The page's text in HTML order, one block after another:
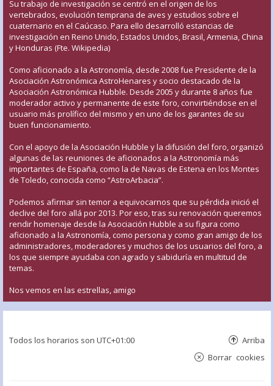
Su trabajo de investigación se centró en el origen de los
vertebrados, evolución temprana de aves y estudios sobre el
cuaternario en el Caúcaso. Para ello desarrolló estancias de
investigación en Reino Unido, Estados Unidos, Brasil, Armenia, China
y Honduras (Fte. Wikipedia)
Como aficionado a la Astronomía, desde 2008 fue Presidente de la
Asociación Astronómica AstroHenares y socio destacado de la
Asociación Astronómica Hubble. Desde 2005 y durante 8 años fue
moderador activo y permanente de este foro, convirtiéndose en el
usuario más prolífico del mismo y en uno de los garantes de su
buen funcionamiento.
Con el apoyo de la Asociación Hubble y la difusión del foro, organizó
algunas de las reuniones de aficionados a la Astronomía más
importantes de España, como la de Navas de Estena en los Montes
de Toledo, conocida como “AstroArbacia”.
Podemos afirmar sin temor a equivocarnos que su pérdida inició el
declive del foro allá por 2013. Por eso, tras su renovación queremos
rendir homenaje desde la Asociación Hubble a su figura como
aficionado a la Astronomía, como persona y como gran amigo de los
administradores, moderadores y muchos de los usuarios del foro, a
los que siempre ayudaba con agrado y sabiduría en multitud de
temas.
Nos vemos en las estrellas, amigo
Todos los horarios son UTC+01:00 Arriba
Borrar cookies